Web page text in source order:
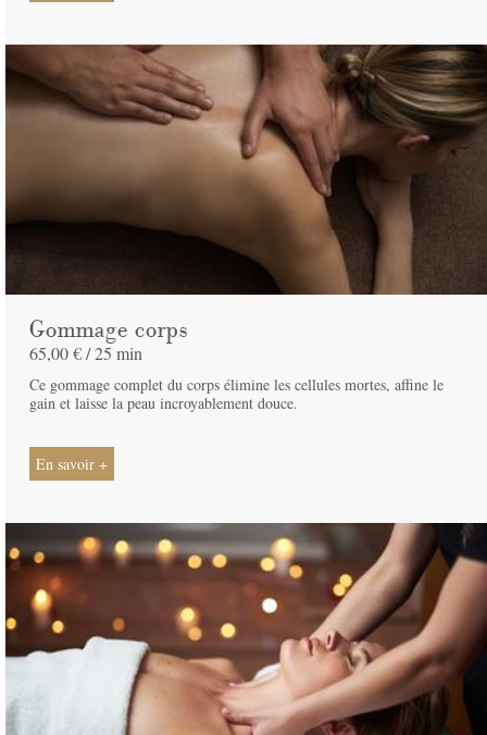
Gommage corps
65,00 € /25 min
Ce gommage complet du corps élimine les cellules mortes, affine le
gain et laisse la peau incroyablement douce.
En savoir +